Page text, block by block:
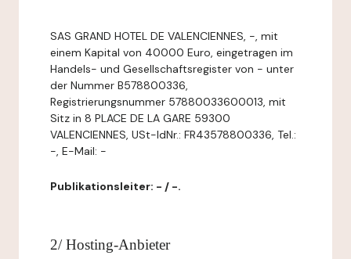
SAS GRAND HOTEL DE VALENCIENNES, -, mit
einem Kapital von 40000 Euro, eingetragen im
Handels- und Gesellschaftsregister von - unter
der Nummer B578800336,
Registrierungsnummer 57880033600013, mit
Sitz in 8 PLACE DE LA GARE 59300
VALENCIENNES, USt-IdNr.: FR43578800336, Tel.:
-, E-Mail: -
Publikationsleiter: - / -.
2/ Hosting-Anbieter